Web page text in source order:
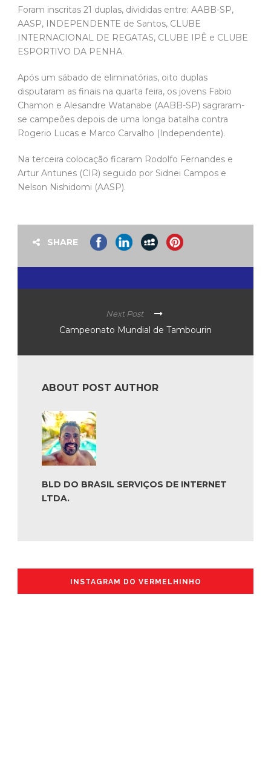
Foram inscritas 21 duplas, divididas entre: AABB-SP,
AASP, INDEPENDENTE de Santos, CLUBE
INTERNACIONAL DE REGATAS, CLUBE IPÊ e CLUBE
ESPORTIVO DA PENHA.
Após um sábado de eliminatórias, oito duplas
disputaram as finais na quarta feira, os jovens Fabio
Chamon e Alesandre Watanabe (AABB-SP) sagraram-
se campeões depois de uma longa batalha contra
Rogerio Lucas e Marco Carvalho (Independente).
Na terceira colocação ficaram Rodolfo Fernandes e
Artur Antunes (CIR) seguido por Sidnei Campos e
Nelson Nishidomi (AASP).
SHARE
Next Post
Campeonato Mundial de Tambourin
ABOUT POST AUTHOR
BLD DO BRASIL SERVIÇOS DE INTERNET
LTDA.
INSTAGRAM DO VERMELHINHO